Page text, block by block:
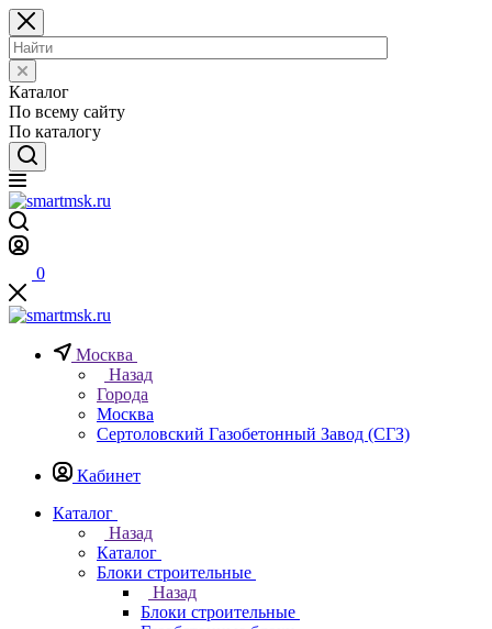
Каталог
По всему сайту
По каталогу
0
Москва
Назад
Города
Москва
Сертоловский Газобетонный Завод (СГЗ)
Кабинет
Каталог
Назад
Каталог
Блоки строительные
Назад
Блоки строительные